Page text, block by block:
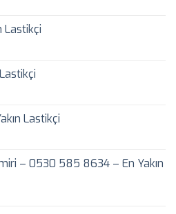
Lastikçi
Lastikçi
– 0530 585 8634 – En Yakın